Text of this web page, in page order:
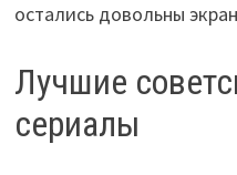
остались довольны
Лучшие
сериалы